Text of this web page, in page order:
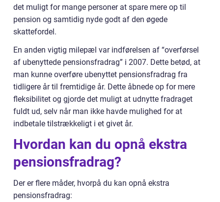
det muligt for mange personer at spare mere op til
pension og samtidig nyde godt af den øgede
skattefordel.
En anden vigtig milepæl var indførelsen af “overførsel
af ubenyttede pensionsfradrag” i 2007. Dette betød, at
man kunne overføre ubenyttet pensionsfradrag fra
tidligere år til fremtidige år. Dette åbnede op for mere
fleksibilitet og gjorde det muligt at udnytte fradraget
fuldt ud, selv når man ikke havde mulighed for at
indbetale tilstrækkeligt i et givet år.
Hvordan kan du opnå ekstra
pensionsfradrag?
Der er flere måder, hvorpå du kan opnå ekstra
pensionsfradrag: